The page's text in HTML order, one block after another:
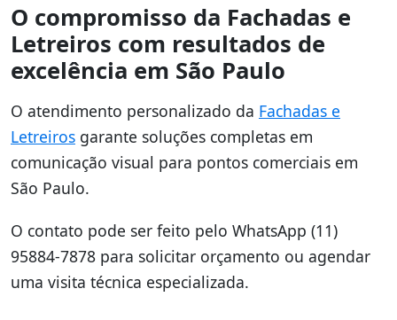
O compromisso da Fachadas e
Letreiros com resultados de
excelência em São Paulo
O atendimento personalizado da Fachadas e
Letreiros garante soluções completas em
comunicação visual para pontos comerciais em
São Paulo.
O contato pode ser feito pelo WhatsApp (11)
95884-7878 para solicitar orçamento ou agendar
uma visita técnica especializada.